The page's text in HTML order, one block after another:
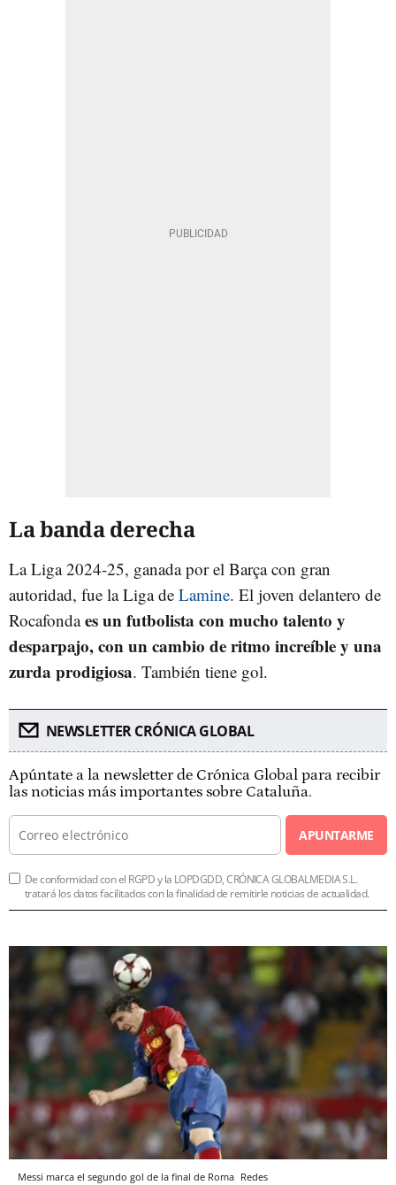
La banda derecha
La Liga 2024-25, ganada por el Barça con gran
autoridad, fue la Liga de Lamine. El joven delantero de
Rocafondaes un futbolista con mucho talento y
desparpajo, con un cambio de ritmo increíble y una
zurda prodigiosa. También tiene gol.
NEWSLETTER CRÓNICA GLOBAL
Apúntate a la newsletter de Crónica Global para recibir
las noticias más importantes sobre Cataluña.
APUNTARME
De conformidad con el RGPD y la LOPDGDD, CRÓNICA GLOBALMEDIA S.L.
tratará los datos facilitados con la finalidad de remitirle noticias de actualidad.
Messi marca el segundo gol de la final de Roma Redes